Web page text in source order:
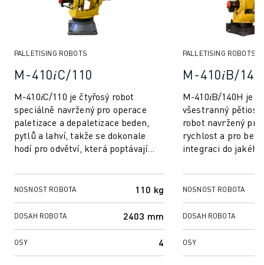
MANIPULACE S MATERIÁLEM
BODOVÉ SVAŘOVÁNÍ
KONTROLA POMOCÍ STROJOVÉHO VIDĚNÍ
PŘÍPADOVÉ STUDIE
ZÁKAZNICKÝ SERVIS
PÉČE O ZÁKAZNÍKY
PLÁNY SPOLEČNOSTI FANUC
VZDÁLENÁ TECHNICKÁ PODPORA
NÁHRADNÍ DÍLY
E-OBCHOD
KE STAŽENÍ " MYFANUC
PALLETISING ROBOTS
M-410𝑖C/110
M-410𝑖C/110 je čtyřosý robot
speciálně navržený pro operace
paletizace a depaletizace beden,
pytlů a lahví, takže se dokonale
hodí pro odvětví, která poptávají
de...
NOSNOST ROBOTA 110 kg
DOSAH ROBOTA 2403 mm
OSY 4
PALLETISING ROBOTS
M-410𝑖B/
M-410𝑖B/140H je
všestranný
robot navržený
rychlost a pro
integraci do
opakovatelnosti...
NOSNOST ROBOTA
DOSAH ROBOTA
OSY